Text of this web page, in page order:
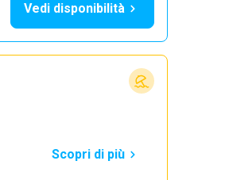
Vedi disponibilità
Scopri di più